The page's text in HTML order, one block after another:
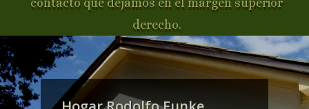
contacto que dejamos en el margen superior
derecho.